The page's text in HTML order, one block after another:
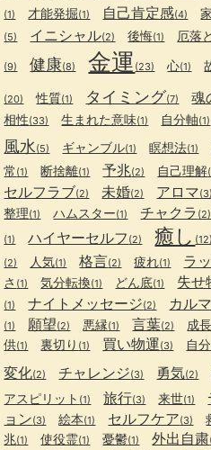
(1) 才能発掘(1) 自己肯定感(4)
(5) イニシャル(2) 後悔(1) 厄落
(9) 健康(8) 金運 (23) 心(1)
(20) 性質(1) タイミング(7) 魂
相性(33) 生まれた意味(1) 自分軸(1)
風水(5) ギャンブル(1) 瞑想法(1)
常 (1) 断捨離(1) 予兆(2) 自己理解
セルフラブ(2) 未婚(2) アロマ(3)
整理(1) ハムスター(1) チャクラ (2)
(1) ハイヤーセルフ (2) 癒し (12)
(2) 人気(1) 格言(2) 疲れ(1) ラ
さ (1) 気分転換(1) どん底(1) 失せ
(1) ナイトメッセージ(2) カルマ
(1) 願望(2) 悪縁(1) 言葉(2) 成長
供(1) 裏切り (1) 買い物運(3) 自分
変化(2) チャレンジ(3) 勇気(2)
アスピリット (1) 旅行(3) 来世(1)
ョン(3) 絵本(1) セルフケア(3)
兆(1) 使役霊(1) 憂鬱(1) 外出自粛